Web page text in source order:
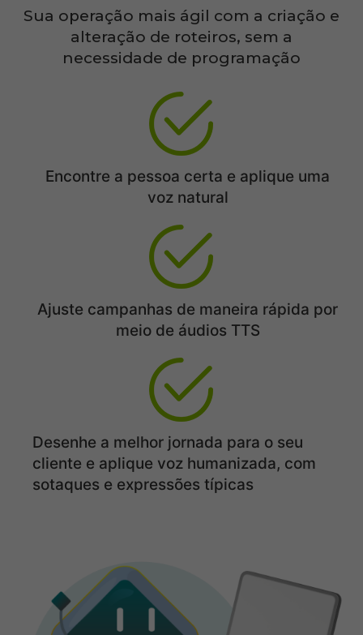
Sua operação mais ágil com a criação e
alteração de roteiros, sem a
necessidade de programação
Encontre a pessoa certa e aplique uma
voz natural
Ajuste campanhas de maneira rápida por
meio de áudios TTS
Desenhe a melhor jornada para o seu
cliente e aplique voz humanizada, com
sotaques e expressões típicas